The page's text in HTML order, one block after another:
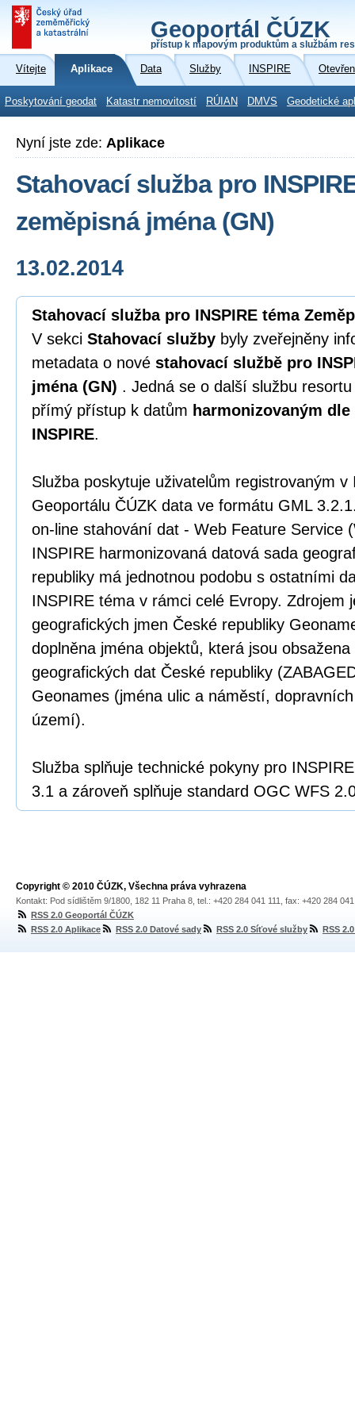
Geoportál ČÚZK
přístup k mapovým produktům a službám
Vítejte Aplikace Data Služby INSPIRE
Poskytování geodat Katastr nemovitostí RÚIAN DMVS Geodetické
Nyní jste zde: Aplikace
Stahovací služba pro
zeměpisná jména (GN)
13.02.2014
Stahovací služba pro INSPIRE téma
V sekci Stahovací služby byly zveřejněny
metadata o nové stahovací službě pro
jména (GN) . Jedná se o další službu
přímý přístup k datům harmonizovaným
INSPIRE.
Služba poskytuje uživatelům registrovaným
Geoportálu ČÚZK data ve formátu GML
on-line stahování dat - Web Feature Service
INSPIRE harmonizovaná datová sada
republiky má jednotnou podobu s ostatními
INSPIRE téma v rámci celé Evropy. Zdrojem
geografických jmen České republiky
doplněna jména objektů, která jsou
geografických dat České republiky
Geonames (jména ulic a náměstí,
území).
Služba splňuje technické pokyny pro
3.1 a zároveň splňuje standard OGC WFS
Copyright © 2010 ČÚZK, Všechna práva vyhrazena
Kontakt: Pod sídlištěm 9/1800, 182 11 Praha 8, tel.: +420 284 041 111, fax: +420 284
RSS 2.0 Geoportál ČÚZK
RSS 2.0 Aplikace
RSS 2.0 Datové sady RSS 2.0 Síťové služby RSS